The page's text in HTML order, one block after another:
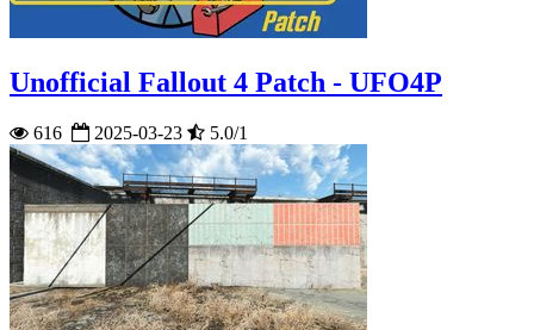
Unofficial Fallout 4 Patch - UFO4P
616 2025-03-23 5.0/1